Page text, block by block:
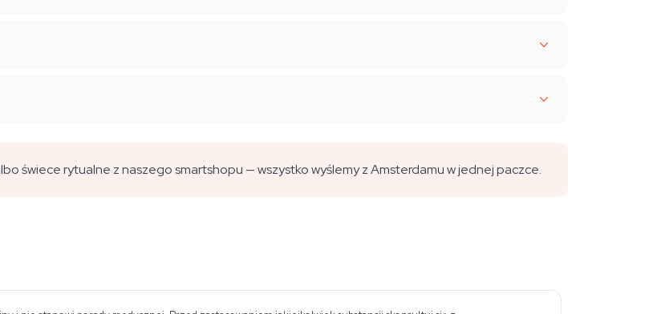
świece rytualne z naszego smartshopu — wszystko wyślemy z Amsterdamu w jednej paczce.